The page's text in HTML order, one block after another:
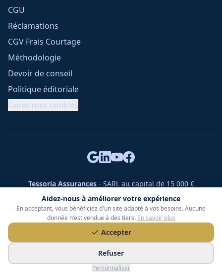
Aidez-nous à améliorer votre expérience
En acceptant, vous bénéficiez d'un site adapté à vos besoins. Aucune
donnée n'est vendue à des tiers. En savoir plus
Accepter
Refuser
Personnaliser
CGU
Réclamations
CGV Frais Courtage
Méthodologie
Devoir de conseil
Politique éditoriale
Gérer mes cookies
Tessoria Assurances- SARL au capital de 15 000 €
ORIAS n° 25007309 - RCS 990 206 179 - Membre du réseau
360 Courtage
RC Pro : Klarity - Contrat n° CCOUK000785
49 chemin des Gardettes Sine, 06570 Saint-Paul-de-Vence
© Tessoria Assurances. Tous droits réservés.